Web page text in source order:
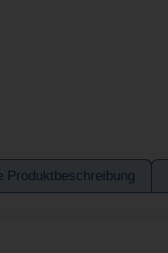
Produktbeschreibung